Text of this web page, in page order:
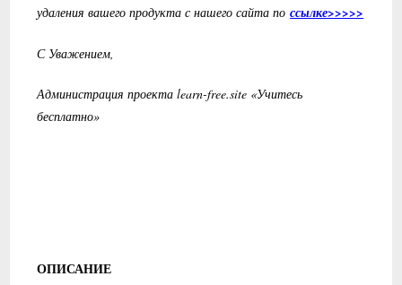
удаления вашего продукта с нашего сайта поссылке>>>>>
С Уважением,
Администрация проекта learn-free.site «Учитесь
бесплатно»
ОПИСАНИЕ